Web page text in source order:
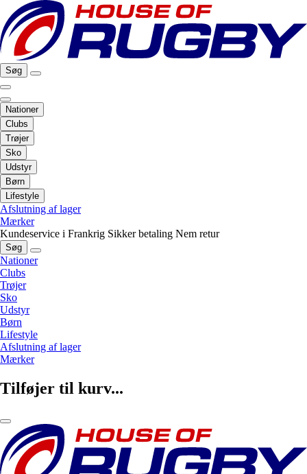
Søg
Nationer
Clubs
Trøjer
Sko
Udstyr
Børn
Lifestyle
Afslutning af lager
Mærker
Kundeservice i Frankrig Sikker betaling Nem retur
Søg
Nationer
Clubs
Trøjer
Sko
Udstyr
Børn
Lifestyle
Afslutning af lager
Mærker
Tilføjer til kurv...